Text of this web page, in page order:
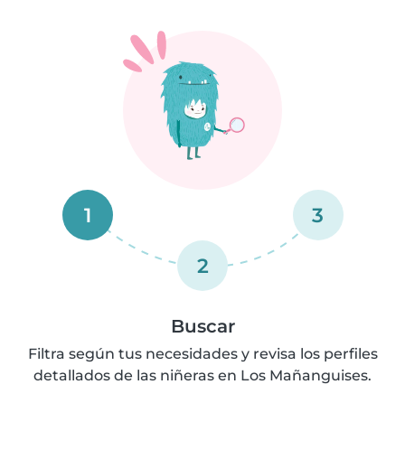
1
2
3
Buscar
Filtra según tus necesidades y revisa los perfiles
detallados de las niñeras en Los Mañanguises.